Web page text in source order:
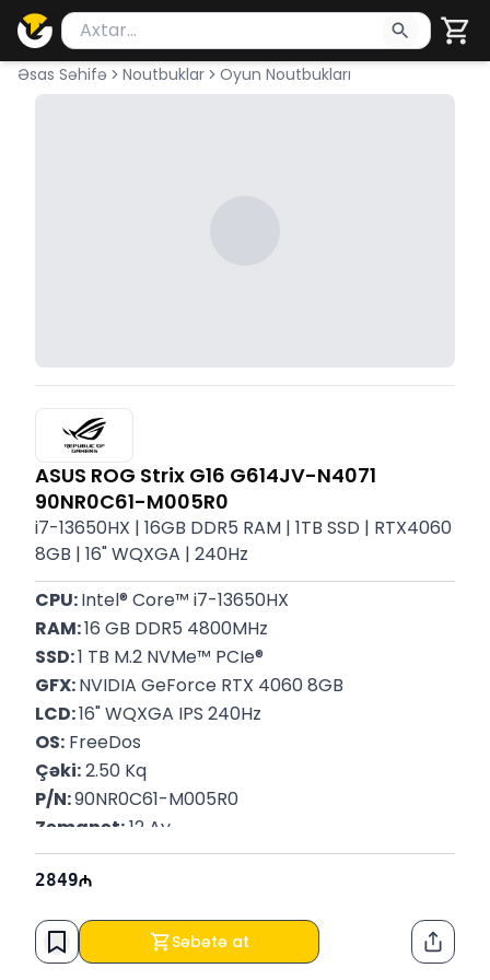
Məhsul axtar
Axtarış üçün ən azı 2 simvol yazın. Göndərmək
Əsas Səhifə Noutbuklar Oyun Noutbukları
ASUS ROG Strix G16 G614JV-N4071
90NR0C61-M005R0
i7-13650HX | 16GB DDR5 RAM | 1TB SSD | RTX4060
8GB | 16" WQXGA | 240Hz
CPU: Intel® Core™ i7-13650HX
RAM: 16 GB DDR5 4800MHz
SSD: 1 TB M.2 NVMe™ PCIe®
GFX: NVIDIA GeForce RTX 4060 8GB
LCD: 16" WQXGA IPS 240Hz
OS: FreeDos
Çəki: 2.50 Kq
P/N: 90NR0C61-M005R0
Zəmanət: 12 Ay
2849
Səbətə at